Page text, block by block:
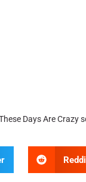
Days Are